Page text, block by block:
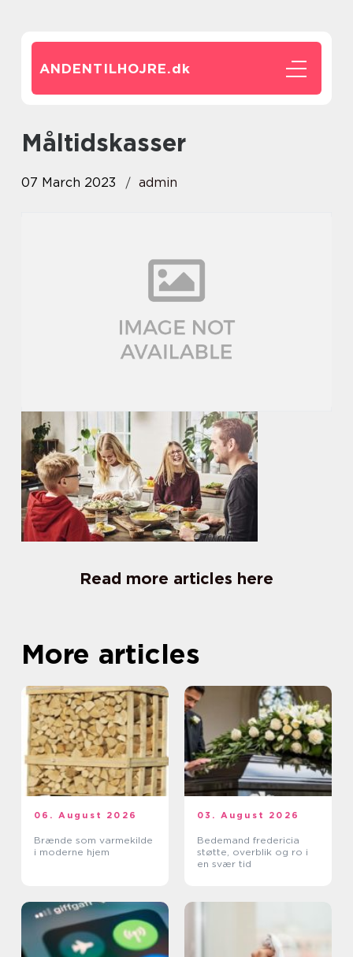
ANDENTILHOJRE.dk
måltidskasser
07 March 2023 admin
Read more articles here
More articles
06. August 2026
Brænde som varmekilde
i moderne hjem
03. August 2026
Bedemand fredericia
støtte, overblik og ro i
en svær tid